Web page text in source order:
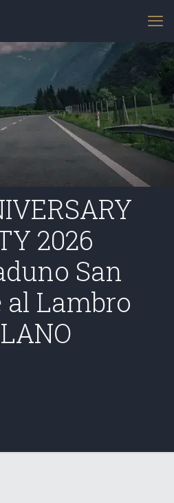
2026
San
al Lambro